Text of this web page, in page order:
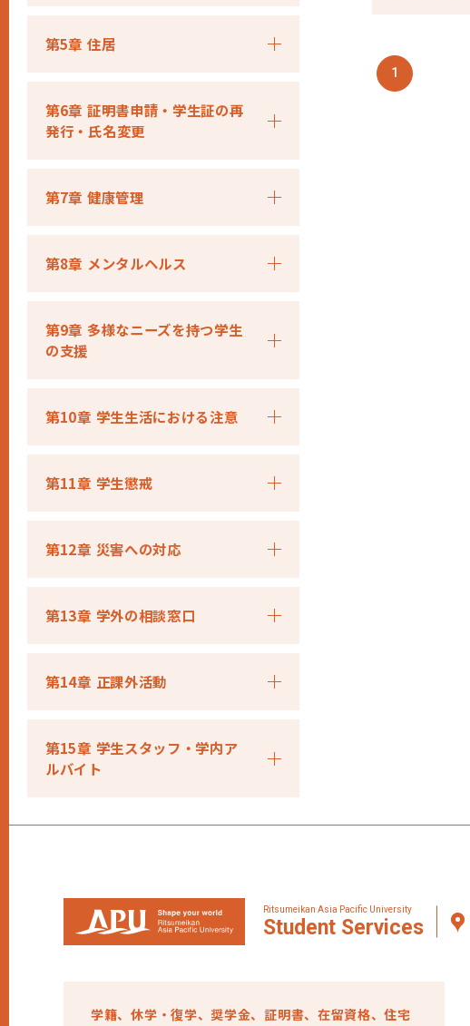
第5章 住居
第6章 証明書申請・学生証の再
発行・氏名変更
第7章 健康管理
第8章 メンタルヘルス
第9章 多様なニーズを持つ学生
の支援
第10章 学生生活における注意
第11章 学生懲戒
第12章 災害への対応
第13章 学外の相談窓口
第14章 正課外活動
第15章 学生スタッフ・学内ア
ルバイト
1
Ritsumeikan Asia Pacific University
Student Services
学籍、休学・復学、 奨学金、証明書、 在留資格、住宅